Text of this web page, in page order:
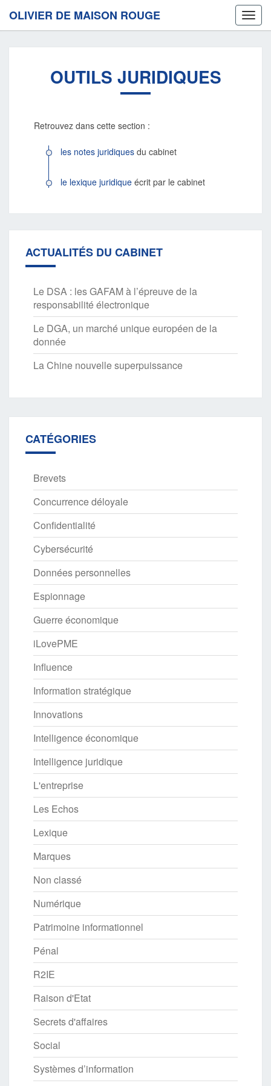
OLIVIER DE MAISON ROUGE
JURIDIQUES
OUTILS JURIDIQUES
Retrouvez dans cette section :
les notes juridiques du cabinet
le lexique juridique écrit par le cabinet
ACTUALITÉS DU CABINET
Le DSA : les GAFAM à l’épreuve de la
responsabilité électronique
Le DGA, un marché unique européen de la
donnée
La Chine nouvelle superpuissance
CATÉGORIES
Brevets
Concurrence déloyale
Confidentialité
Cybersécurité
Données personnelles
Espionnage
Guerre économique
iLovePME
Influence
Information stratégique
Innovations
Intelligence économique
Intelligence juridique
L'entreprise
Les Echos
Lexique
Marques
Non classé
Numérique
Patrimoine informationnel
Pénal
R2IE
Raison d'Etat
Secrets d'affaires
Social
Systèmes d’information